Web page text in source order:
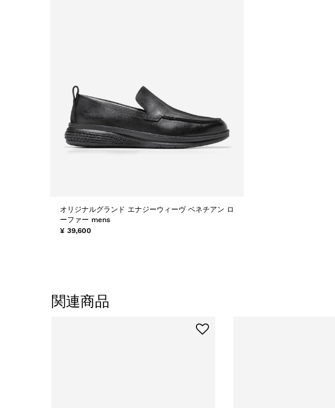
オリジナルグランド エナジーウィーヴ ベネチアン ロ
ーファー mens
¥ 39,600
関連商品